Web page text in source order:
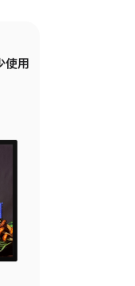
使用
有高亮光源的